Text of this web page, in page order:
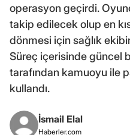
operasyon geçirdi.
takip edilecek olup en
dönmesi için sağlık
Süreç içerisinde güncel
tarafından kamuoyu ile
kullandı.
İsmail Elal
Haberler.com